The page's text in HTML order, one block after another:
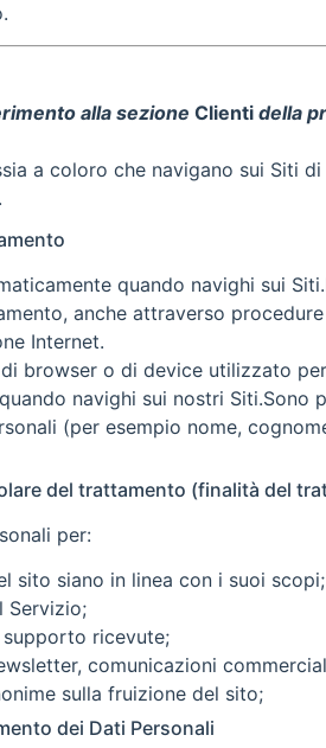
alla sezione Clienti della
a coloro che navigano sui Siti
quando navighi sui
anche attraverso
Internet.
browser o di device utilizzato
navighi sui nostri Siti.Sono
(per esempio nome,
del trattamento (finalità del
per:
sito siano in linea con i suoi scopi;
Servizio;
ricevute;
comunicazioni
sulla fruizione del sito;
dei Dati Personali